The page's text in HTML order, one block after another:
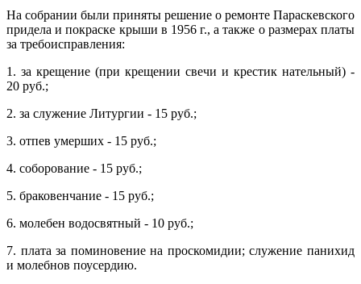
На собрании были приняты решение о ремонте Параскевского
придела и покраске крыши в 1956 г., а также о размерах платы
за требоисправления:
1. за крещение (при крещении свечи и крестик нательный) -
20 руб.;
2. за служение Литургии - 15 руб.;
3. отпев умерших - 15 руб.;
4. соборование - 15 руб.;
5. браковенчание - 15 руб.;
6. молебен водосвятный - 10 руб.;
7. плата за поминовение на проскомидии; служение панихид
и молебнов поусердию.